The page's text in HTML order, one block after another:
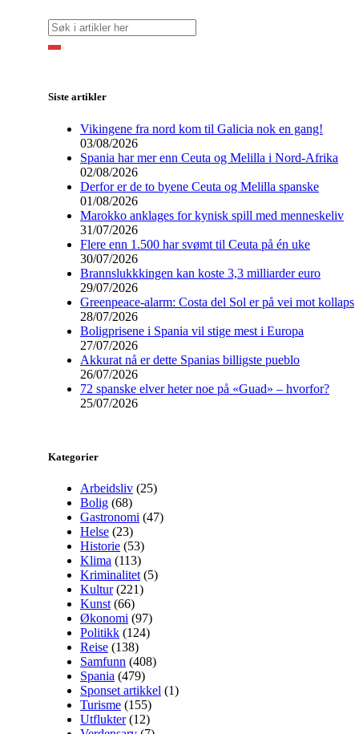
Siste artikler
Vikingene fra nord kom til Galicia nok en gang!
03/08/2026
Spania har mer enn Ceuta og Melilla i Nord-Afrika
02/08/2026
Derfor er de to byene Ceuta og Melilla spanske
01/08/2026
Marokko anklages for kynisk spill med menneskeliv
31/07/2026
Flere enn 1.500 har svømt til Ceuta på én uke
30/07/2026
Brannslukkkingen kan koste 3,3 milliarder euro
29/07/2026
Greenpeace-alarm: Costa del Sol er på vei mot kollaps
28/07/2026
Boligprisene i Spania vil stige mest i Europa
27/07/2026
Akkurat nå er dette Spanias billigste pueblo
26/07/2026
72 spanske elver heter noe på «Guad» – hvorfor?
25/07/2026
Kategorier
Arbeidsliv (25)
Bolig (68)
Gastronomi (47)
Helse (23)
Historie (53)
Klima (113)
Kriminalitet (5)
Kultur(221)
Kunst (66)
Økonomi (97)
Politikk (124)
Reise (138)
Samfunn (408)
Spania (479)
Sponset artikkel (1)
Turisme (155)
Utflukter(12)